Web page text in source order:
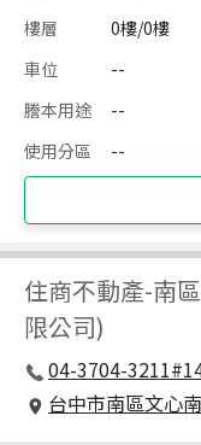
樓層
0樓/0樓
車位
--
謄本用途
--
使用分區
--
住商不動產-南
限公司)
04-3704-
台中市南區文心